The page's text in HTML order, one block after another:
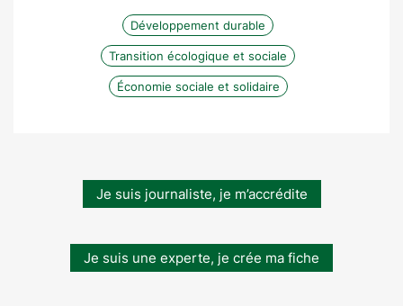
Développement durable
Transition écologique et sociale
Économie sociale et solidaire
Je suis journaliste, je m’accrédite
Je suis une experte, je crée ma fiche